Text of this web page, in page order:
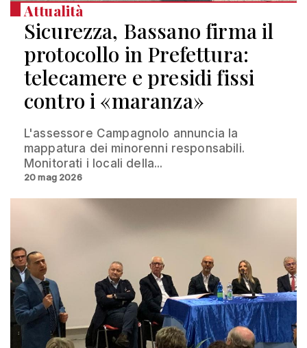
Attualità
Sicurezza, Bassano firma il
protocollo in Prefettura:
telecamere e presidi fissi
contro i «maranza»
L'assessore Campagnolo annuncia la
mappatura dei minorenni responsabili.
Monitorati i locali della...
20 mag 2026